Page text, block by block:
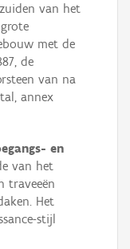
van het
met de
de
van na
annex
en
van het
traveeën
Het
stijl